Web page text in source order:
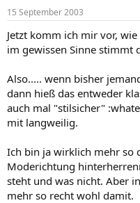
e
r
l
t
a
m
15 September 2003
Jetzt komm ich mir vor,
im gewissen Sinne stimmt
Also..... wenn bisher
dann hieß das entweder
auch mal "stilsicher"
mit langweilig.
Ich bin ja wirklich mehr so
Moderichtung
steht und was nicht. Aber
mehr so recht wohl damit.